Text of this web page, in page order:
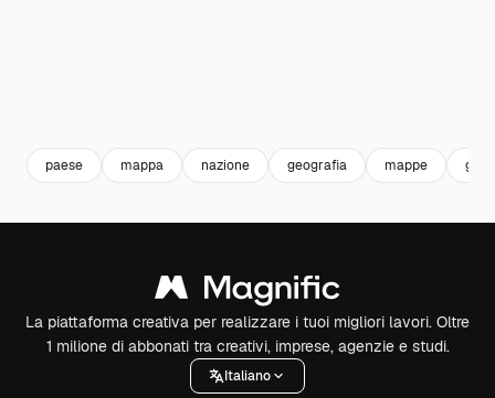
paese mappa nazione geografia mappe
La piattaforma creativa per realizzare i tuoi migliori lavori. Oltre
1 milione di abbonati tra creativi, imprese, agenzie e studi.
Italiano